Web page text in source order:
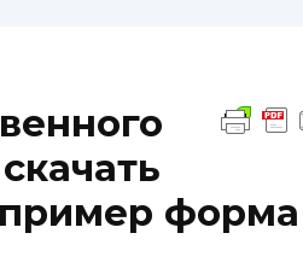
форма